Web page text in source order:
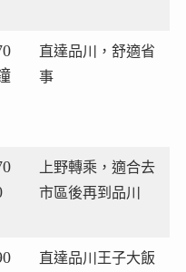
直達品川，舒適省
事
上野轉乘，適合去
市區後再到品川
直達品川王子大飯